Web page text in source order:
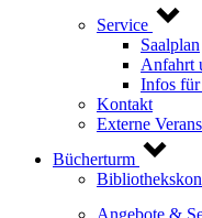
Service
Saalplan
Anfahrt
Infos
Kontakt
Externe
Bücherturm
Angebote &